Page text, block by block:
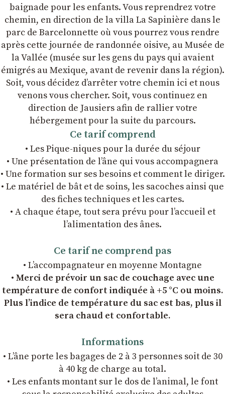
baignade pour les enfants. Vous reprendrez votre
chemin, en direction de la villa La Sapinière dans le
parc de Barcelonnette où vous pourrez vous rendre
après cette journée de randonnée oisive, au Musée de
la Vallée (musée sur les gens du pays qui avaient
émigrés au Mexique, avant de revenir dans la région).
Soit, vous décidez d’arrêter votre chemin ici et nous
venons vous chercher. Soit, vous continuez en
direction de Jausiers afin de rallier votre
hébergement pour la suite du parcours.
Ce tarif comprend
• Les Pique-niques pour la durée du séjour
• Une présentation de l’âne qui vous accompagnera
• Une formation sur ses besoins et comment le diriger.
• Le matériel de bât et de soins, les sacoches ainsi que
des fiches techniques et les cartes.
• A chaque étape, tout sera prévu pour l’accueil et
l’alimentation des ânes.
Ce tarif ne comprend pas
• L’accompagnateur en moyenne Montagne
• Merci de prévoir un sac de couchage avec une
température de confort indiquée à +5 °C ou moins.
Plus l’indice de température du sac est bas, plus il
sera chaud et confortable.
Informations
• L’âne porte les bagages de 2 à 3 personnes soit de 30
à 40 kg de charge au total.
• Les enfants montant sur le dos de l’animal, le font